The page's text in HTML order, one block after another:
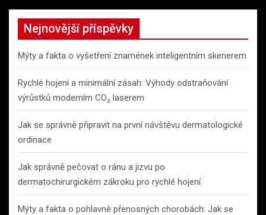
Nejnovější příspěvky
Mýty a fakta o vyšetření znamének inteligentním skenerem
Rychlé hojení a minimální zásah: Výhody odstraňování
výrůstků moderním CO₂ laserem
Jak se správně připravit na první návštěvu dermatologické
ordinace
Jak správně pečovat o ránu a jizvu po
dermatochirurgickém zákroku pro rychlé hojení
Mýty a fakta o pohlavně přenosných chorobách: Jak se